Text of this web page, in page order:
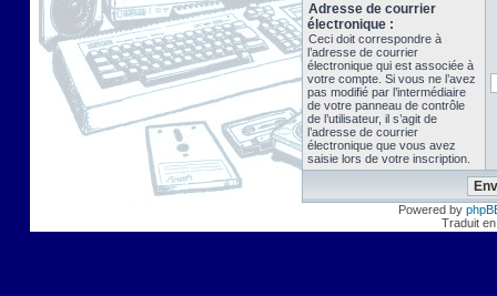
Adresse de courrier
électronique :
Ceci doit correspondre à
l’adresse de courrier
électronique qui est associée à
votre compte. Si vous ne l’avez
pas modifié par l’intermédiaire
de votre panneau de contrôle
de l’utilisateur, il s’agit de
l’adresse de courrier
électronique que vous avez
saisie lors de votre inscription.
Powered by
Traduit